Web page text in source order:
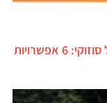
הוצג הסדר פשרה בפרשת ההיברידיות של סוזוקי: 6 אפשרויות